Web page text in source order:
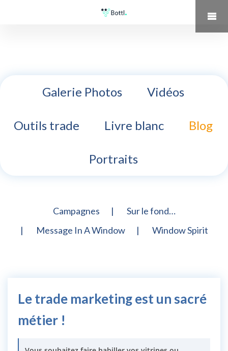
Galerie Photos Vidéos
Outils trade Livre blanc Blog
Portraits
Campagnes
Sur le fond…
Message In A Window
Window Spirit
Le trade marketing est un sacré
métier !